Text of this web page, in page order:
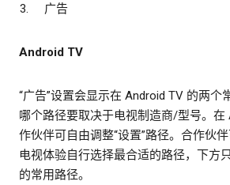
广告
Android TV
“广告”设置会显示在 Android TV 的两个
哪个路径要取决于电视制造商/型号。在
作伙伴可自由调整“设置”路径。合作伙
电视体验自行选择最合适的路径，下方
的常用路径。